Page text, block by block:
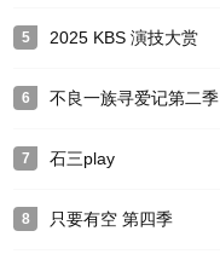
5 2025 KBS 演技大赏
6 不良一族寻爱记第二季
7 石三play
8 只要有空 第四季